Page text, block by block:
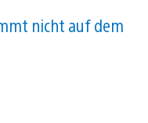
nicht auf dem